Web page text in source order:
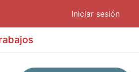
Iniciar sesión